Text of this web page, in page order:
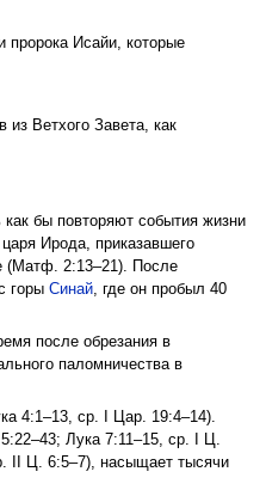
пророка Исайи, которые
из Ветхого Завета, как
бы повторяют события жизни
Ирода, приказавшего
(Матф. 2:13–21). После
горыСинай , где он пробыл 40
после обрезания в
паломничества в
4:1–13, ср. I Цар. 19:4–14).
Лука 7:11–15, ср. I Ц.
II Ц. 6:5–7), насыщает тысячи